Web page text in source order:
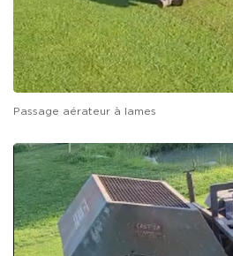
Passage aérateur à lames